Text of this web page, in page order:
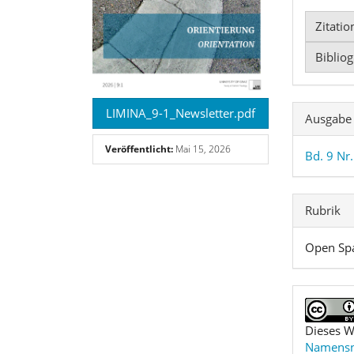
LIMINA_9-1_Newsletter.pdf
Veröffentlicht: Mai 15, 2026
Ausgabe
Bd. 9
Rubrik
Open
Dieses